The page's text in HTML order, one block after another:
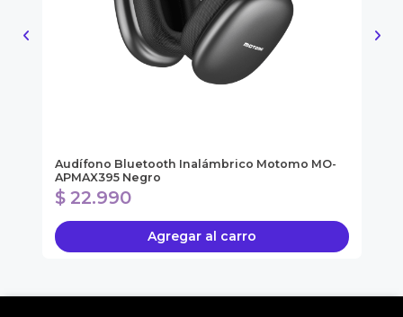
Audífono Bluetooth Inalámbrico Motomo MO-
APMAX395 Negro
$ 22.990
Agregar al carro